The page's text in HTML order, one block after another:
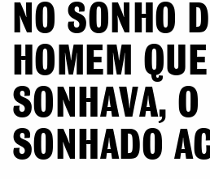
NO SONHO
HOMEM QUE
SONHAVA, O
SONHADO